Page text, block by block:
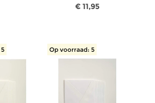
€ 11,95
Op voorraad: 5